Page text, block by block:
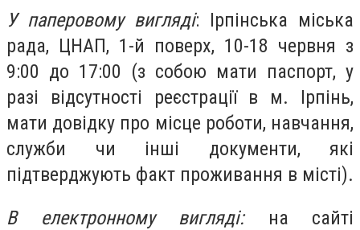
У паперовому вигляді: Ірпінська міська
рада, ЦНАП, 1-й поверх, 10-18 червня з
9:00 до 17:00 (з собою мати паспорт, у
разі відсутності реєстрації в м. Ірпінь,
мати довідку про місце роботи, навчання,
служби чи інші документи, які
підтверджують факт проживання в місті).
В електронному вигляді:на сайті